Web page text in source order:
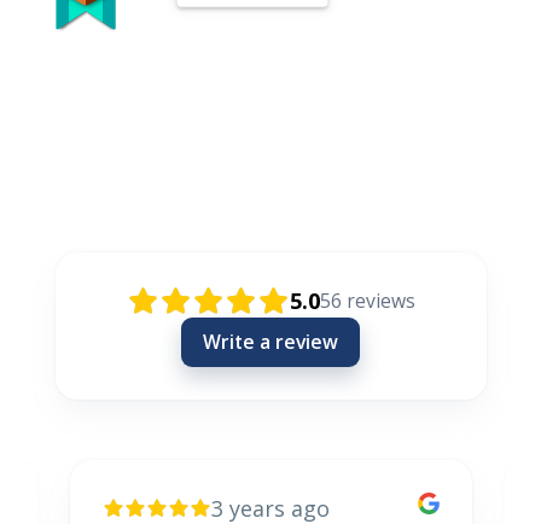
5.056 reviews
Write a review
3 years ago